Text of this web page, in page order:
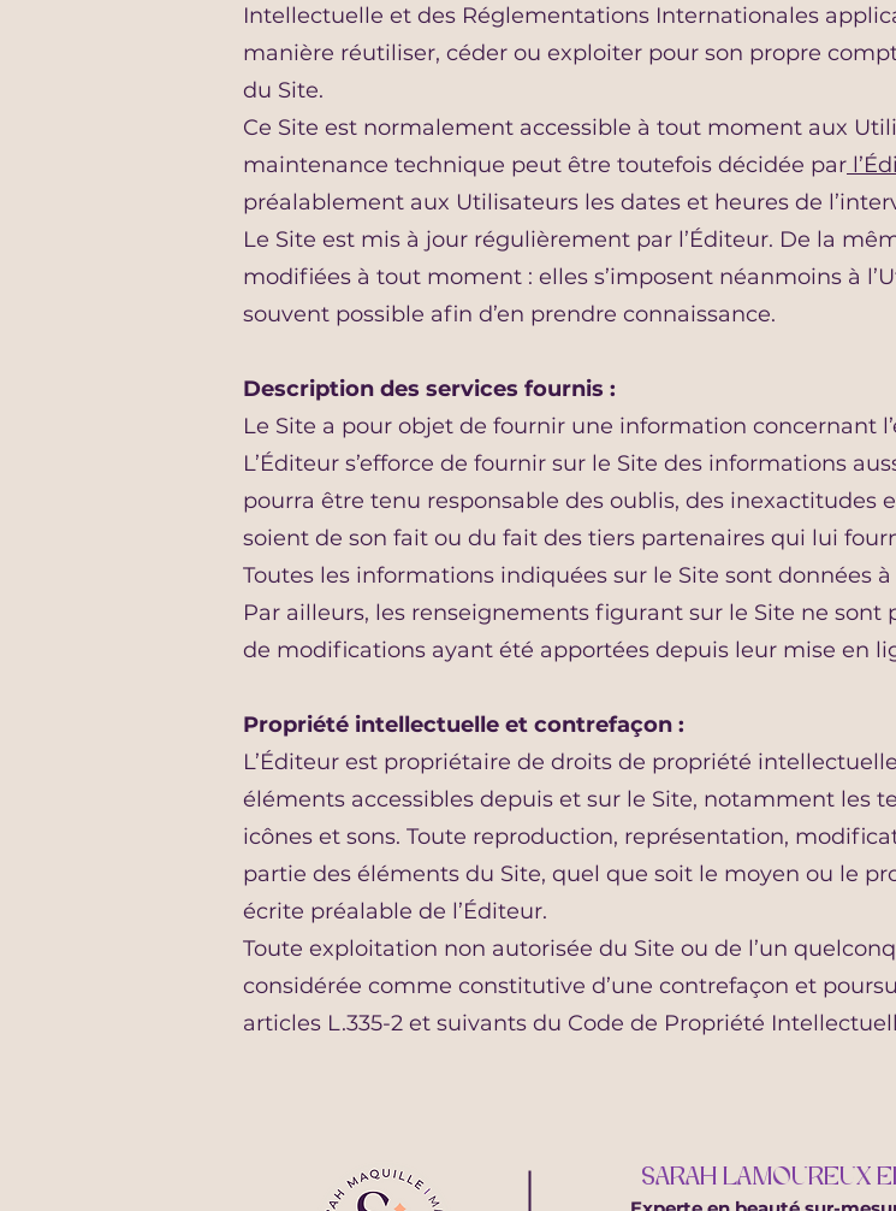
Intellectuelle et des Réglementations Internationales
manière réutiliser, céder ou exploiter pour son propre
du Site.
Ce Site est normalement accessible à tout moment aux
maintenance technique peut être toutefois décidée par
préalablement aux Utilisateurs les dates et heures de
Le Site est mis à jour régulièrement par l’Éditeur. De la
modifiées à tout moment : elles s’imposent néanmoins à
souvent possible afin d’en prendre connaissance.
Description des services fournis :
Le Site a pour objet de fournir une information concernant
L’Éditeur s’efforce de fournir sur le Site des informations
pourra être tenu responsable des oublis, des inexactitudes
soient de son fait ou du fait des tiers partenaires qui lui
Toutes les informations indiquées sur le Site sont données
Par ailleurs, les renseignements figurant sur le Site ne sont
de modifications ayant été apportées depuis leur mise en
Propriété intellectuelle et contrefaçon :
L’Éditeur est propriétaire de droits de propriété
éléments accessibles depuis et sur le Site, notamment les
icônes et sons. Toute reproduction, représentation,
partie des éléments du Site, quel que soit le moyen ou le
écrite préalable de l’Éditeur.
Toute exploitation non autorisée du Site ou de l’un
considérée comme constitutive d’une contrefaçon et
articles L.335-2 et suivants du Code de Propriété
​SARAH LAMOUREUX​ EI